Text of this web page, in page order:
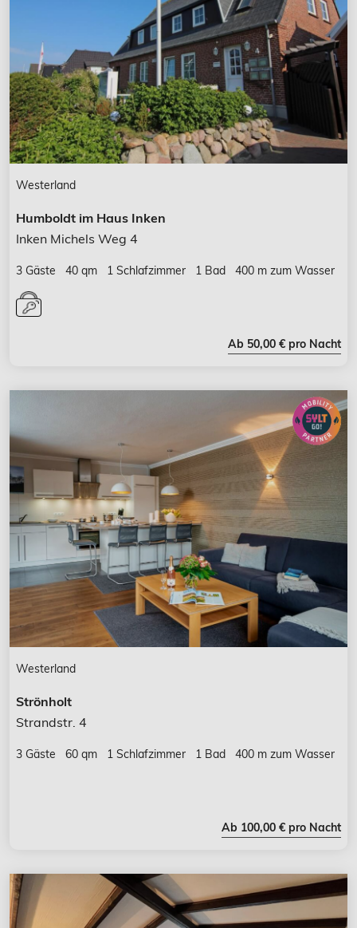
Westerland
Humboldt im Haus Inken
Inken Michels Weg 4
3 Gäste 40 qm 1 Schlafzimmer 1 Bad 400 m zum Wasser
Ab 50,00 € pro Nacht
Westerland
Strönholt
Strandstr. 4
3 Gäste 60 qm 1 Schlafzimmer 1 Bad 400 m zum Wasser
Ab 100,00 € pro Nacht